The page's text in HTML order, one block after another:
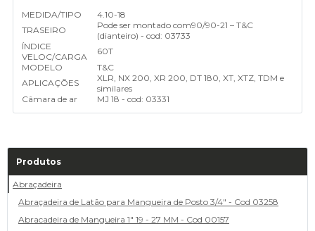
MEDIDA/TIPO
4.10-18
TRASEIRO
Pode ser montado com90/90-21 – T&C
(dianteiro) - cod: 03733
ÍNDICE
VELOC/CARGA
60T
MODELO
T&C
APLICAÇÕES
XLR, NX 200, XR 200, DT 180, XT, XTZ, TDM e
similares
Câmara de ar
MJ 18 - cod: 03331
Produtos
Abraçadeira
Abraçadeira de Latão para Mangueira de Posto 3/4" - Cod 03258
Abracadeira de Mangueira 1" 19 - 27 MM - Cod 00157